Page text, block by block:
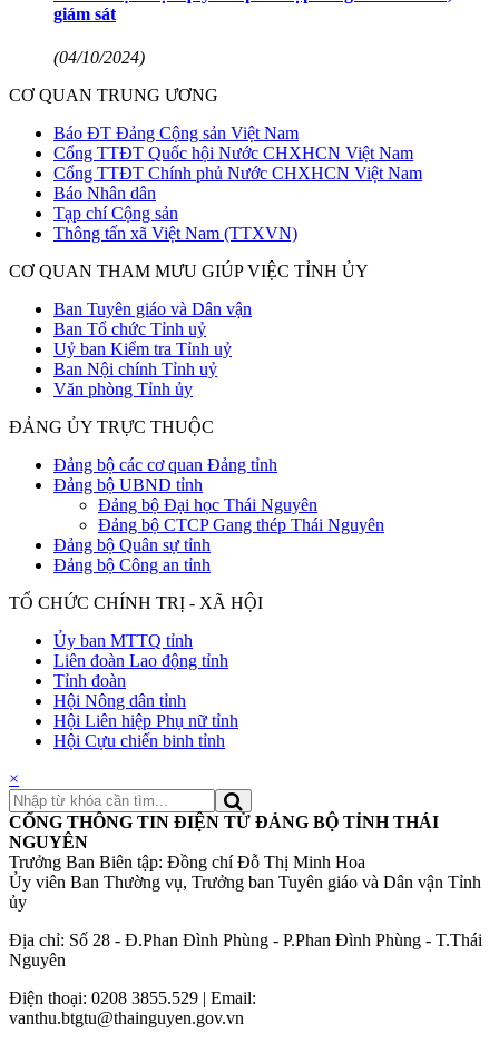
giám sát
(04/10/2024)
CƠ QUAN TRUNG ƯƠNG
Báo ĐT Đảng Cộng sản Việt Nam
Cổng TTĐT Quốc hội Nước CHXHCN Việt Nam
Cổng TTĐT Chính phủ Nước CHXHCN Việt Nam
Báo Nhân dân
Tạp chí Cộng sản
Thông tấn xã Việt Nam (TTXVN)
CƠ QUAN THAM MƯU GIÚP VIỆC TỈNH ỦY
Ban Tuyên giáo và Dân vận
Ban Tổ chức Tỉnh uỷ
Uỷ ban Kiểm tra Tỉnh uỷ
Ban Nội chính Tỉnh uỷ
Văn phòng Tỉnh ủy
ĐẢNG ỦY TRỰC THUỘC
Đảng bộ các cơ quan Đảng tỉnh
Đảng bộ UBND tỉnh
Đảng bộ Đại học Thái Nguyên
Đảng bộ CTCP Gang thép Thái Nguyên
Đảng bộ Quân sự tỉnh
Đảng bộ Công an tỉnh
TỔ CHỨC CHÍNH TRỊ - XÃ HỘI
Ủy ban MTTQ tỉnh
Liên đoàn Lao động tỉnh
Tỉnh đoàn
Hội Nông dân tỉnh
Hội Liên hiệp Phụ nữ tỉnh
Hội Cựu chiến binh tỉnh
×
CỔNG THÔNG TIN ĐIỆN TỬ ĐẢNG BỘ TỈNH THÁI
NGUYÊN
Trưởng Ban Biên tập: Đồng chí Đỗ Thị Minh Hoa
Ủy viên Ban Thường vụ, Trưởng ban Tuyên giáo và Dân vận Tỉnh
ủy
Địa chỉ: Số 28 - Đ.Phan Đình Phùng - P.Phan Đình Phùng - T.Thái
Nguyên
Điện thoại: 0208 3855.529 | Email:
vanthu.btgtu@thainguyen.gov.vn